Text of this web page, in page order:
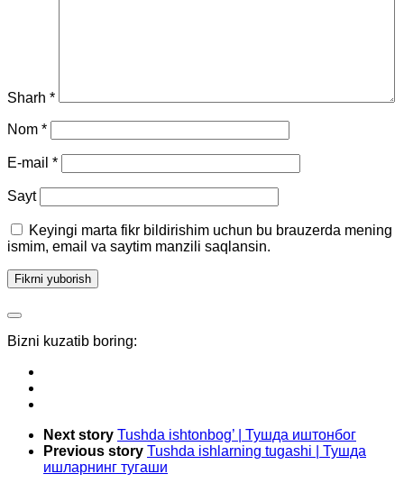
Sharh *
Nom *
E-mail *
Sayt
Keyingi marta fikr bildirishim uchun bu brauzerda mening
ismim, email va saytim manzili saqlansin.
Bizni kuzatib boring:
Next story Tushda ishtonbog’ | Тушда иштонбог
Previous story Tushda ishlarning tugashi | Тушда
ишларнинг тугаши